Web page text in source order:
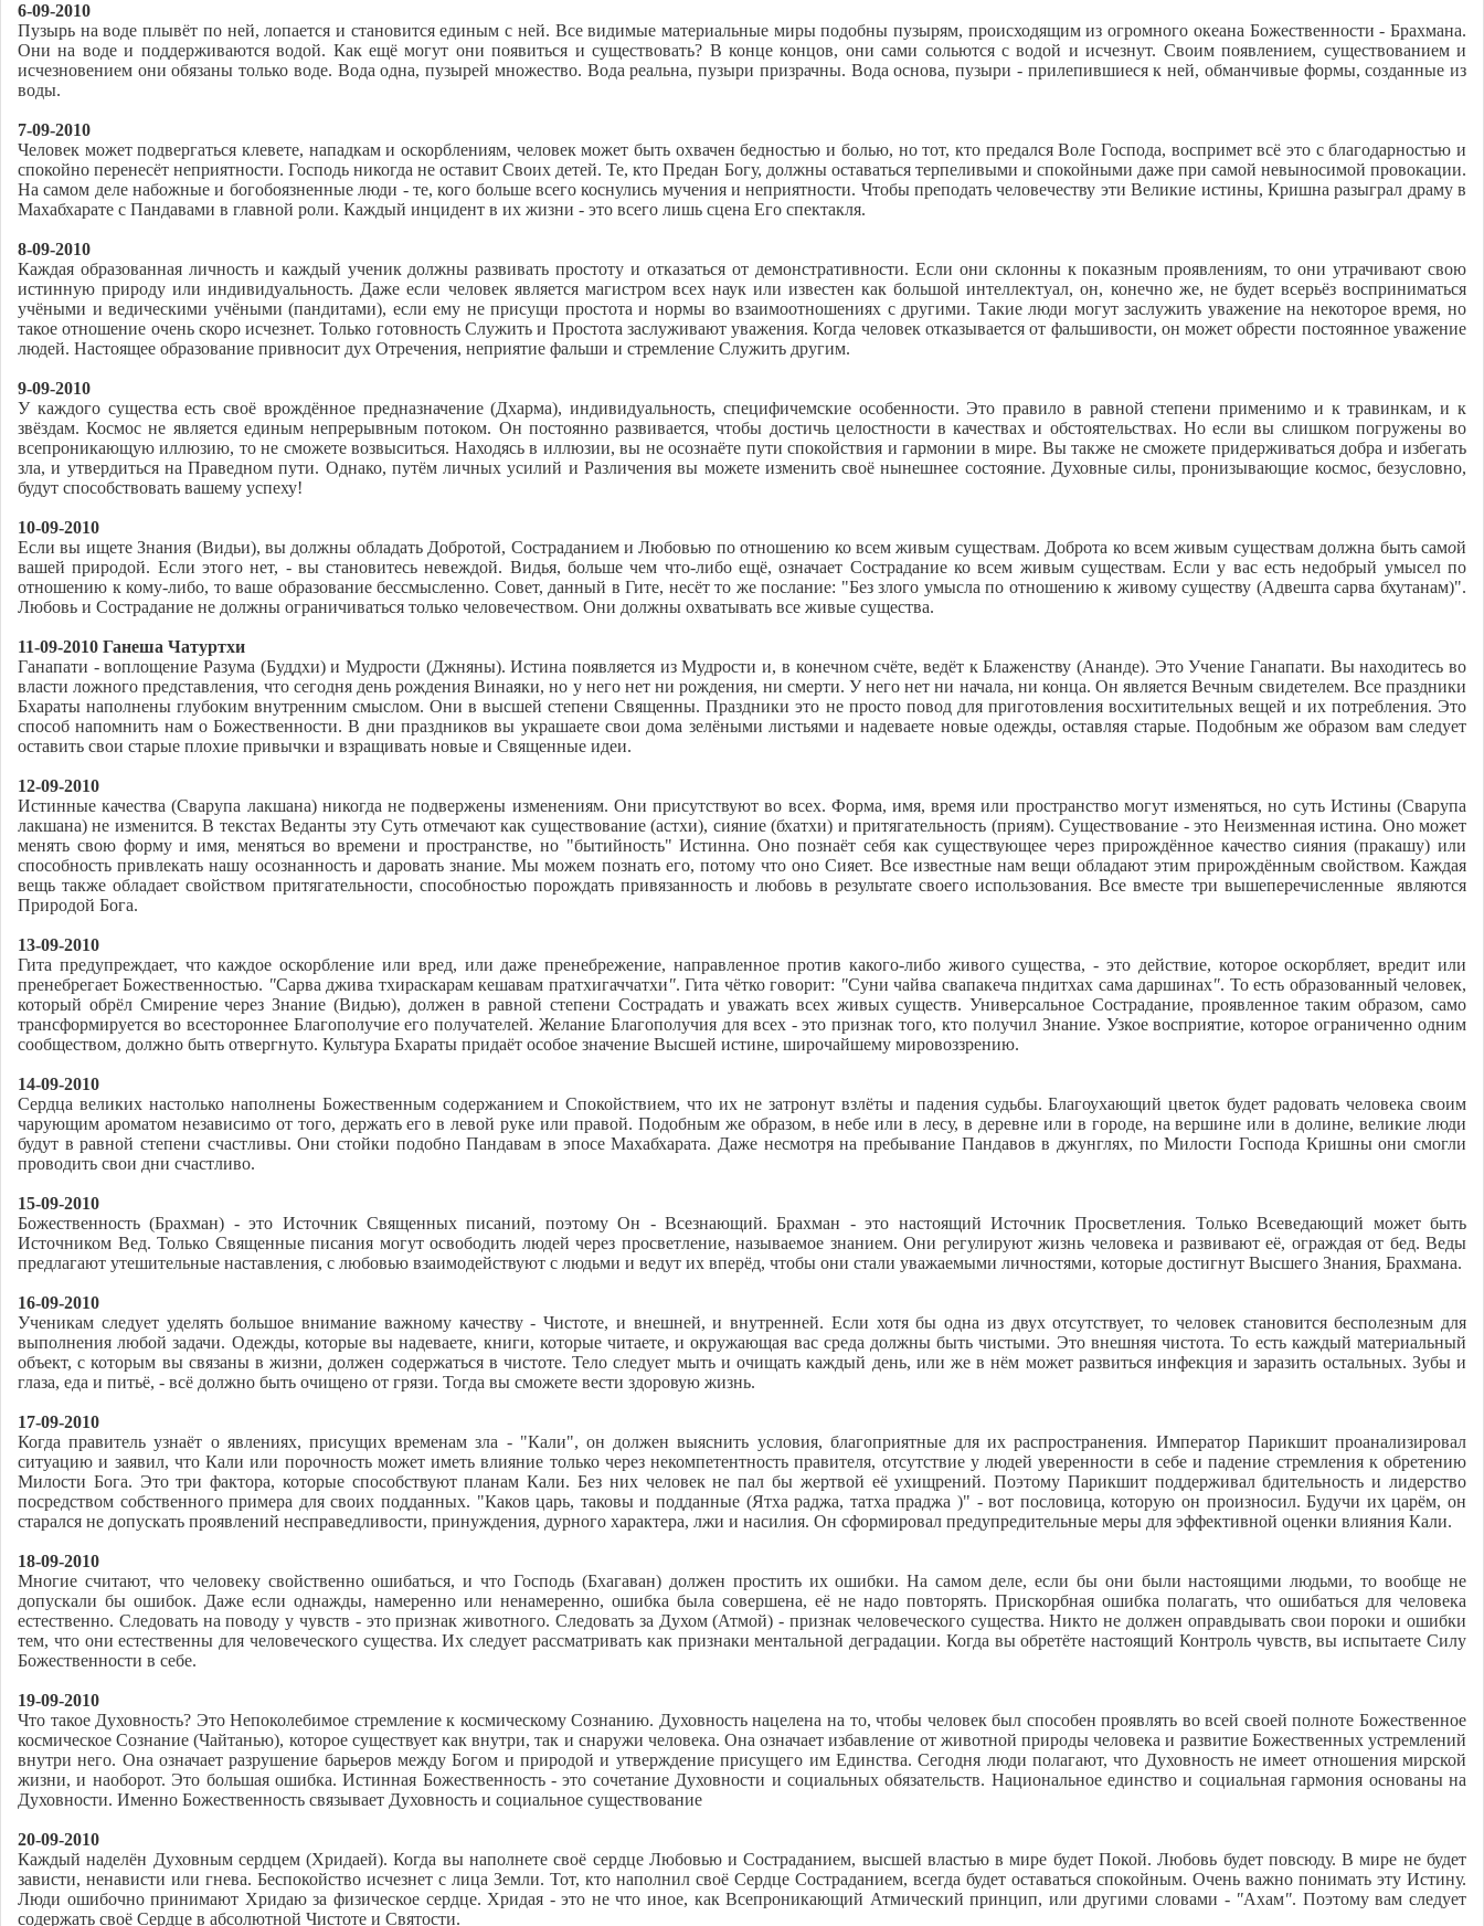
6-09-2010
Пузырь на воде плывёт по ней, лопается и становится единым с ней. Все видимые материальные миры подобны пузырям, происходящим из огромного океана Божественности - Брахмана.
Они на воде и поддерживаются водой. Как ещё могут они появиться и существовать? В конце концов, они сами сольются с водой и исчезнут. Своим появлением, существованием и
исчезновением они обязаны только воде. Вода одна, пузырей множество. Вода реальна, пузыри призрачны. Вода основа, пузыри - прилепившиеся к ней, обманчивые формы, созданные из
воды.
7-09-2010
Человек может подвергаться клевете, нападкам и оскорблениям, человек может быть охвачен бедностью и болью, но тот, кто предался Воле Господа, воспримет всё это с благодарностью и
спокойно перенесёт неприятности. Господь никогда не оставит Своих детей. Те, кто Предан Богу, должны оставаться терпеливыми и спокойными даже при самой невыносимой провокации.
На самом деле набожные и богобоязненные люди - те, кого больше всего коснулись мучения и неприятности. Чтобы преподать человечеству эти Великие истины, Кришна разыграл драму в
Махабхарате с Пандавами в главной роли. Каждый инцидент в их жизни - это всего лишь сцена Его спектакля.
8-09-2010
Каждая образованная личность и каждый ученик должны развивать простоту и отказаться от демонстративности. Если они склонны к показным проявлениям, то они утрачивают свою
истинную природу или индивидуальность. Даже если человек является магистром всех наук или известен как большой интеллектуал, он, конечно же, не будет всерьёз восприниматься
учёными и ведическими учёными (пандитами), если ему не присущи простота и нормы во взаимоотношениях с другими. Такие люди могут заслужить уважение на некоторое время, но
такое отношение очень скоро исчезнет. Только готовность Служить и Простота заслуживают уважения. Когда человек отказывается от фальшивости, он может обрести постоянное уважение
людей. Настоящее образование привносит дух Отречения, неприятие фальши и стремление Служить другим.
9-09-2010
У каждого существа есть своё врождённое предназначение (Дхарма), индивидуальность, специфичемские особенности. Это правило в равной степени применимо и к травинкам, и к
звёздам. Космос не является единым непрерывным потоком. Он постоянно развивается, чтобы достичь целостности в качествах и обстоятельствах. Но если вы слишком погружены во
всепроникающую иллюзию, то не сможете возвыситься. Находясь в иллюзии, вы не осознаёте пути спокойствия и гармонии в мире. Вы также не сможете придерживаться добра и избегать
зла, и утвердиться на Праведном пути. Однако, путём личных усилий и Различения вы можете изменить своё нынешнее состояние. Духовные силы, пронизывающие космос, безусловно,
будут способствовать вашему успеху!
10-09-2010
Если вы ищете Знания (Видьи), вы должны обладать Добротой, Состраданием и Любовью по отношению ко всем живым существам. Доброта ко всем живым существам должна быть самой
вашей природой. Если этого нет, - вы становитесь невеждой. Видья, больше чем что-либо ещё, означает Сострадание ко всем живым существам. Если у вас есть недобрый умысел по
отношению к кому-либо, то ваше образование бессмысленно. Совет, данный в Гите, несёт то же послание: "Без злого умысла по отношению к живому существу (Адвешта сарва бхутанам)".
Любовь и Сострадание не должны ограничиваться только человечеством. Они должны охватывать все живые существа.
11-09-2010 Ганеша Чатуртхи
Ганапати - воплощение Разума (Буддхи) и Мудрости (Джняны). Истина появляется из Мудрости и, в конечном счёте, ведёт к Блаженству (Ананде). Это Учение Ганапати. Вы находитесь во
власти ложного представления, что сегодня день рождения Винаяки, но у него нет ни рождения, ни смерти. У него нет ни начала, ни конца. Он является Вечным свидетелем. Все праздники
Бхараты наполнены глубоким внутренним смыслом. Они в высшей степени Священны. Праздники это не просто повод для приготовления восхитительных вещей и их потребления. Это
способ напомнить нам о Божественности. В дни праздников вы украшаете свои дома зелёными листьями и надеваете новые одежды, оставляя старые. Подобным же образом вам следует
оставить свои старые плохие привычки и взращивать новые и Священные идеи.
12-09-2010
Истинные качества (Сварупа лакшана) никогда не подвержены изменениям. Они присутствуют во всех. Форма, имя, время или пространство могут изменяться, но суть Истины (Сварупа
лакшана) не изменится. В текстах Веданты эту Суть отмечают как существование (астхи), сияние (бхатхи) и притягательность (приям). Существование - это Неизменная истина. Оно может
менять свою форму и имя, меняться во времени и пространстве, но "бытийность" Истинна. Оно познаёт себя как существующее через прирождённое качество сияния (пракашу) или
способность привлекать нашу осознанность и даровать знание. Мы можем познать его, потому что оно Сияет. Все известные нам вещи обладают этим прирождённым свойством. Каждая
вещь также обладает свойством притягательности, способностью порождать привязанность и любовь в результате своего использования. Все вместе три вышеперечисленные являются
Природой Бога.
13-09-2010
Гита предупреждает, что каждое оскорбление или вред, или даже пренебрежение, направленное против какого-либо живого существа, - это действие, которое оскорбляет, вредит или
пренебрегает Божественностью. "Сарва джива тхираскарам кешавам пратхигаччатхи". Гита чётко говорит: "Суни чайва свапакеча пндитхах сама даршинах". То есть образованный человек,
который обрёл Смирение через Знание (Видью), должен в равной степени Сострадать и уважать всех живых существ. Универсальное Сострадание, проявленное таким образом, само
трансформируется во всестороннее Благополучие его получателей. Желание Благополучия для всех - это признак того, кто получил Знание. Узкое восприятие, которое ограниченно одним
сообществом, должно быть отвергнуто. Культура Бхараты придаёт особое значение Высшей истине, широчайшему мировоззрению.
14-09-2010
Сердца великих настолько наполнены Божественным содержанием и Спокойствием, что их не затронут взлёты и падения судьбы. Благоухающий цветок будет радовать человека своим
чарующим ароматом независимо от того, держать его в левой руке или правой. Подобным же образом, в небе или в лесу, в деревне или в городе, на вершине или в долине, великие люди
будут в равной степени счастливы. Они стойки подобно Пандавам в эпосе Махабхарата. Даже несмотря на пребывание Пандавов в джунглях, по Милости Господа Кришны они смогли
проводить свои дни счастливо.
15-09-2010
Божественность (Брахман) - это Источник Священных писаний, поэтому Он - Всезнающий. Брахман - это настоящий Источник Просветления. Только Всеведающий может быть
Источником Вед. Только Священные писания могут освободить людей через просветление, называемое знанием. Они регулируют жизнь человека и развивают её, ограждая от бед. Веды
предлагают утешительные наставления, с любовью взаимодействуют с людьми и ведут их вперёд, чтобы они стали уважаемыми личностями, которые достигнут Высшего Знания, Брахмана.
16-09-2010
Ученикам следует уделять большое внимание важному качеству - Чистоте, и внешней, и внутренней. Если хотя бы одна из двух отсутствует, то человек становится бесполезным для
выполнения любой задачи. Одежды, которые вы надеваете, книги, которые читаете, и окружающая вас среда должны быть чистыми. Это внешняя чистота. То есть каждый материальный
объект, с которым вы связаны в жизни, должен содержаться в чистоте. Тело следует мыть и очищать каждый день, или же в нём может развиться инфекция и заразить остальных. Зубы и
глаза, еда и питьё, - всё должно быть очищено от грязи. Тогда вы сможете вести здоровую жизнь.
17-09-2010
Когда правитель узнаёт о явлениях, присущих временам зла - "Кали", он должен выяснить условия, благоприятные для их распространения. Император Парикшит проанализировал
ситуацию и заявил, что Кали или порочность может иметь влияние только через некомпетентность правителя, отсутствие у людей уверенности в себе и падение стремления к обретению
Милости Бога. Это три фактора, которые способствуют планам Кали. Без них человек не пал бы жертвой её ухищрений. Поэтому Парикшит поддерживал бдительность и лидерство
посредством собственного примера для своих подданных. "Каков царь, таковы и подданные (Ятха раджа, татха праджа )" - вот пословица, которую он произносил. Будучи их царём, он
старался не допускать проявлений несправедливости, принуждения, дурного характера, лжи и насилия. Он сформировал предупредительные меры для эффективной оценки влияния Кали.
18-09-2010
Многие считают, что человеку свойственно ошибаться, и что Господь (Бхагаван) должен простить их ошибки. На самом деле, если бы они были настоящими людьми, то вообще не
допускали бы ошибок. Даже если однажды, намеренно или ненамеренно, ошибка была совершена, её не надо повторять. Прискорбная ошибка полагать, что ошибаться для человека
естественно. Следовать на поводу у чувств - это признак животного. Следовать за Духом (Атмой) - признак человеческого существа. Никто не должен оправдывать свои пороки и ошибки
тем, что они естественны для человеческого существа. Их следует рассматривать как признаки ментальной деградации. Когда вы обретёте настоящий Контроль чувств, вы испытаете Силу
Божественности в себе.
19-09-2010
Что такое Духовность? Это Непоколебимое стремление к космическому Сознанию. Духовность нацелена на то, чтобы человек был способен проявлять во всей своей полноте Божественное
космическое Сознание (Чайтанью), которое существует как внутри, так и снаружи человека. Она означает избавление от животной природы человека и развитие Божественных устремлений
внутри него. Она означает разрушение барьеров между Богом и природой и утверждение присущего им Единства. Сегодня люди полагают, что Духовность не имеет отношения мирской
жизни, и наоборот. Это большая ошибка. Истинная Божественность - это сочетание Духовности и социальных обязательств. Национальное единство и социальная гармония основаны на
Духовности. Именно Божественность связывает Духовность и социальное существование
20-09-2010
Каждый наделён Духовным сердцем (Хридаей). Когда вы наполнете своё сердце Любовью и Состраданием, высшей властью в мире будет Покой. Любовь будет повсюду. В мире не будет
зависти, ненависти или гнева. Беспокойство исчезнет с лица Земли. Тот, кто наполнил своё Сердце Состраданием, всегда будет оставаться спокойным. Очень важно понимать эту Истину.
Люди ошибочно принимают Хридаю за физическое сердце. Хридая - это не что иное, как Всепроникающий Атмический принцип, или другими словами - "Ахам". Поэтому вам следует
содержать своё Сердце в абсолютной Чистоте и Святости.